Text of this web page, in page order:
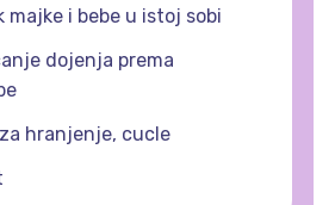
majke i bebe u istoj sobi
dojenja prema
hranjenje, cucle